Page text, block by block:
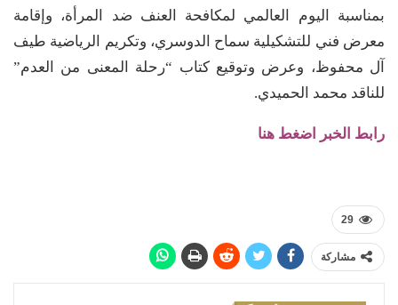
بمناسبة اليوم العالمي لمكافحة العنف ضد المرأة، وإقامة
معرض فني للتشكيلية سماح الدوسري، وتكريم الرياضية طيف
آل محفوظ، وعرض وتوقيع كتاب “رحلة المعنى من العدم”
للناقد محمد الحميدي.
رابط الخبر اضغط هنا
29
مشاركة